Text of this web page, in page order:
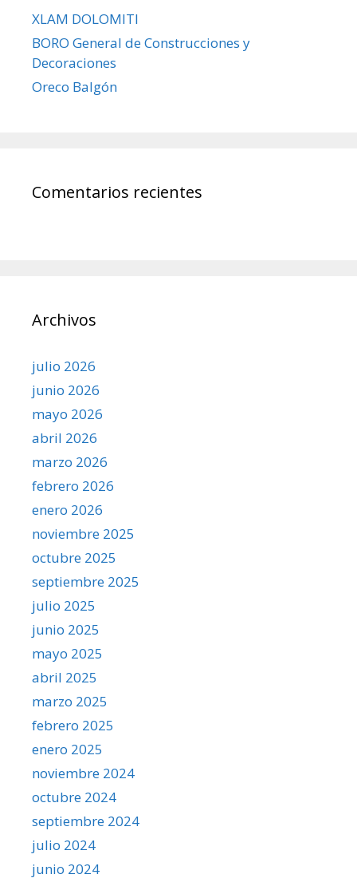
XLAM DOLOMITI
BORO General de Construcciones y
Decoraciones
Oreco Balgón
Comentarios recientes
Archivos
julio 2026
junio 2026
mayo 2026
abril 2026
marzo 2026
febrero 2026
enero 2026
noviembre 2025
octubre 2025
septiembre 2025
julio 2025
junio 2025
mayo 2025
abril 2025
marzo 2025
febrero 2025
enero 2025
noviembre 2024
octubre 2024
septiembre 2024
julio 2024
junio 2024